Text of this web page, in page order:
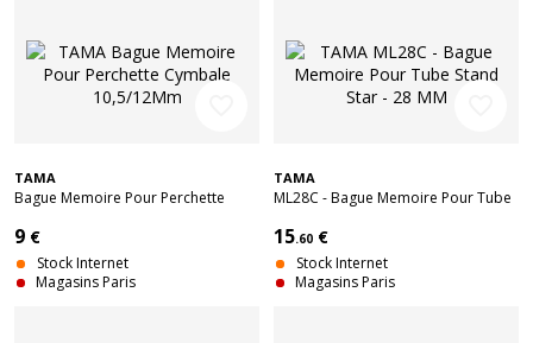
TAMA
Bague Memoire Pour Perchette
9 €
Stock Internet
Magasins Paris
TAMA
ML28C - Bague Memoire Pour Tube
15.60 €
Stock Internet
Magasins Paris